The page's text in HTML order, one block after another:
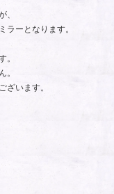
、
ラーとなります。
。
。
ざいます。